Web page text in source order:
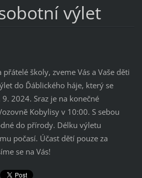
výlet
školy, zveme Vás a Vaše děti
do Ďáblického háje, který se
2024. Sraz je na konečné
Kobylisy v 10:00. S sebou
do přírody. Délku výletu
počasí. Účast dětí pouze za
se na Vás!